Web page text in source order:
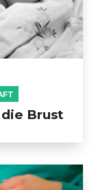
Brust